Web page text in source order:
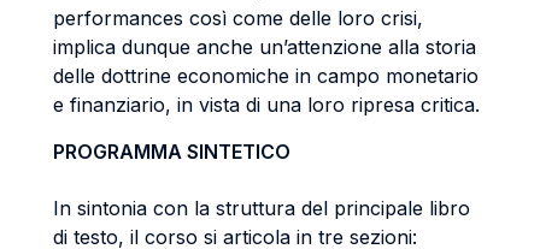
performances così come delle loro crisi,
implica dunque anche un’attenzione alla storia
delle dottrine economiche in campo monetario
e finanziario, in vista di una loro ripresa critica.
PROGRAMMA SINTETICO
In sintonia con la struttura del principale libro
di testo, il corso si articola in tre sezioni: